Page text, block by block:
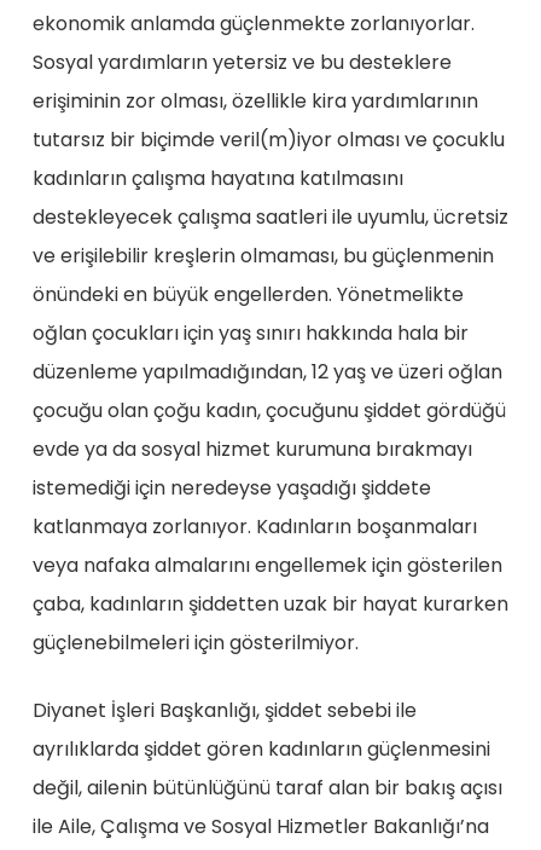
ekonomik anlamda güçlenmekte zorlanıyorlar.
Sosyal yardımların yetersiz ve bu desteklere
erişiminin zor olması, özellikle kira yardımlarının
tutarsız bir biçimde veril(m)iyor olması ve çocuklu
kadınların çalışma hayatına katılmasını
destekleyecek çalışma saatleri ile uyumlu, ücretsiz
ve erişilebilir kreşlerin olmaması, bu güçlenmenin
önündeki en büyük engellerden. Yönetmelikte
oğlan çocukları için yaş sınırı hakkında hala bir
düzenleme yapılmadığından, 12 yaş ve üzeri oğlan
çocuğu olan çoğu kadın, çocuğunu şiddet gördüğü
evde ya da sosyal hizmet kurumuna bırakmayı
istemediği için neredeyse yaşadığı şiddete
katlanmaya zorlanıyor. Kadınların boşanmaları
veya nafaka almalarını engellemek için gösterilen
çaba, kadınların şiddetten uzak bir hayat kurarken
güçlenebilmeleri için gösterilmiyor.
Diyanet İşleri Başkanlığı, şiddet sebebi ile
ayrılıklarda şiddet gören kadınların güçlenmesini
değil, ailenin bütünlüğünü taraf alan bir bakış açısı
ile Aile, Çalışma ve Sosyal Hizmetler Bakanlığı’na